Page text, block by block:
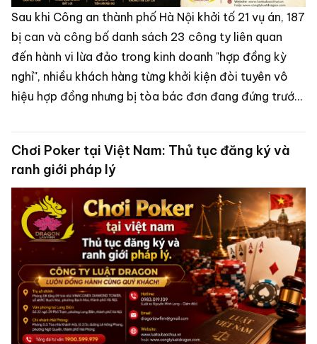
Sau khi Công an thành phố Hà Nội khởi tố 21 vụ án, 187
bị can và công bố danh sách 23 công ty liên quan
đến hành vi lừa đảo trong kinh doanh "hợp đồng kỳ
nghỉ", nhiều khách hàng từng khởi kiện đòi tuyên vô
hiệu hợp đồng nhưng bị tòa bác đơn đang đứng trước
thẩm.
Chơi Poker tại Việt Nam: Thủ tục đăng ký và
ranh giới pháp lý